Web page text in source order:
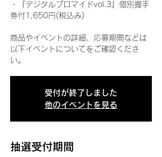
・『デジタルブロマイドvol.3』個別握手
券付1,650円(税込み)
商品やイベントの詳細、応募期間などは
以下イベントについてをご確認くださ
い。
受付が終了しました
他のイベントを見る
抽選受付期間